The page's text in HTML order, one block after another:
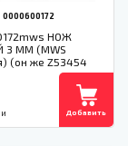
0000600172
НОЖ
3 ММ (MWS
(он же Z53454
Добавить